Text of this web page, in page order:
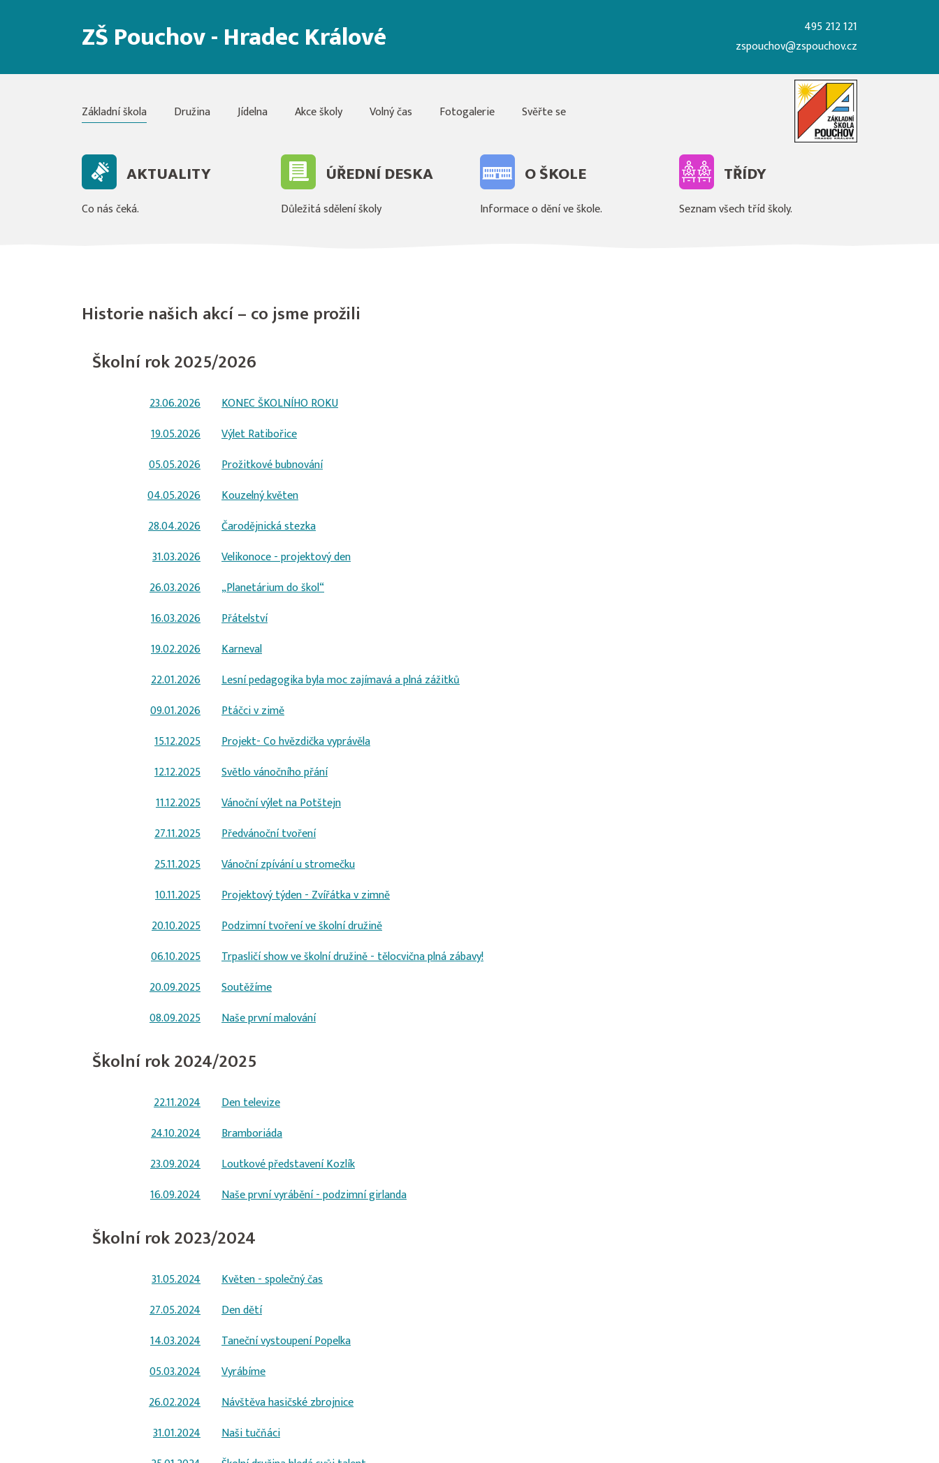
ZŠ Pouchov - Hradec Králové
495 212 121
zspouchov@zspouchov.cz
Základní škola Družina Jídelna Akce školy Volný čas Fotogalerie Svěřte se
AKTUALITY
Co nás čeká.
ÚŘEDNÍ DESKA
Důležitá sdělení školy
O ŠKOLE
Informace o dění ve škole.
TŘÍDY
Seznam všech tříd školy.
Historie našich akcí – co jsme prožili
Školní rok 2025/2026
23.06.2026
KONEC ŠKOLNÍHO ROKU
19.05.2026
Výlet Ratibořice
05.05.2026
Prožitkové bubnování
04.05.2026
Kouzelný květen
28.04.2026
Čarodějnická stezka
31.03.2026
Velikonoce - projektový den
26.03.2026
„Planetárium do škol“
16.03.2026
Přátelství
19.02.2026
Karneval
22.01.2026
Lesní pedagogika byla moc zajímavá a plná zážitků
09.01.2026
Ptáčci v zimě
15.12.2025
Projekt- Co hvězdička vyprávěla
12.12.2025
Světlo vánočního přání
11.12.2025
Vánoční výlet na Potštejn
27.11.2025
Předvánoční tvoření
25.11.2025
Vánoční zpívání u stromečku
10.11.2025
Projektový týden - Zvířátka v zimně
20.10.2025
Podzimní tvoření ve školní družině
06.10.2025
Trpasličí show ve školní družině - tělocvična plná zábavy!
20.09.2025
Soutěžíme
08.09.2025
Naše první malování
Školní rok 2024/2025
22.11.2024
Den televize
24.10.2024
Bramboriáda
23.09.2024
Loutkové představení Kozlík
16.09.2024
Naše první vyrábění - podzimní girlanda
Školní rok 2023/2024
31.05.2024
Květen - společný čas
27.05.2024
Den dětí
14.03.2024
Taneční vystoupení Popelka
05.03.2024
Vyrábíme
26.02.2024
Návštěva hasičské zbrojnice
31.01.2024
Naši tučňáci